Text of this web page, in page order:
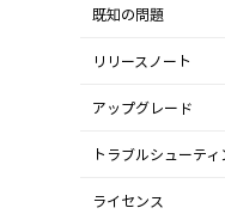
既知の問題
リリースノート
アップグレード
トラブルシューテ
ライセンス